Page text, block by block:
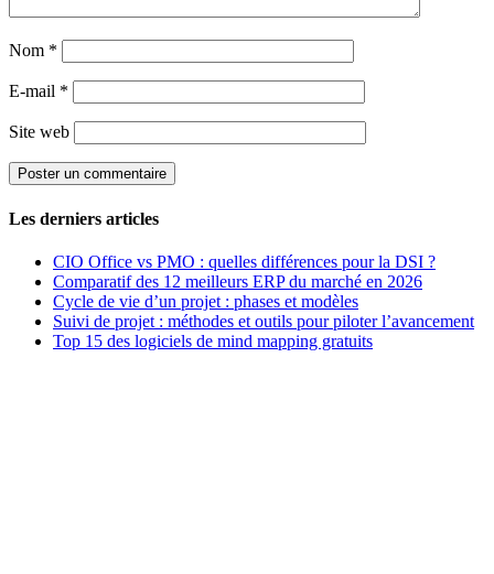
Nom *
E-mail *
Site web
Les derniers articles
CIO Office vs PMO : quelles différences pour la DSI ?
Comparatif des 12 meilleurs ERP du marché en 2026
Cycle de vie d’un projet : phases et modèles
Suivi de projet : méthodes et outils pour piloter l’avancement
Top 15 des logiciels de mind mapping gratuits